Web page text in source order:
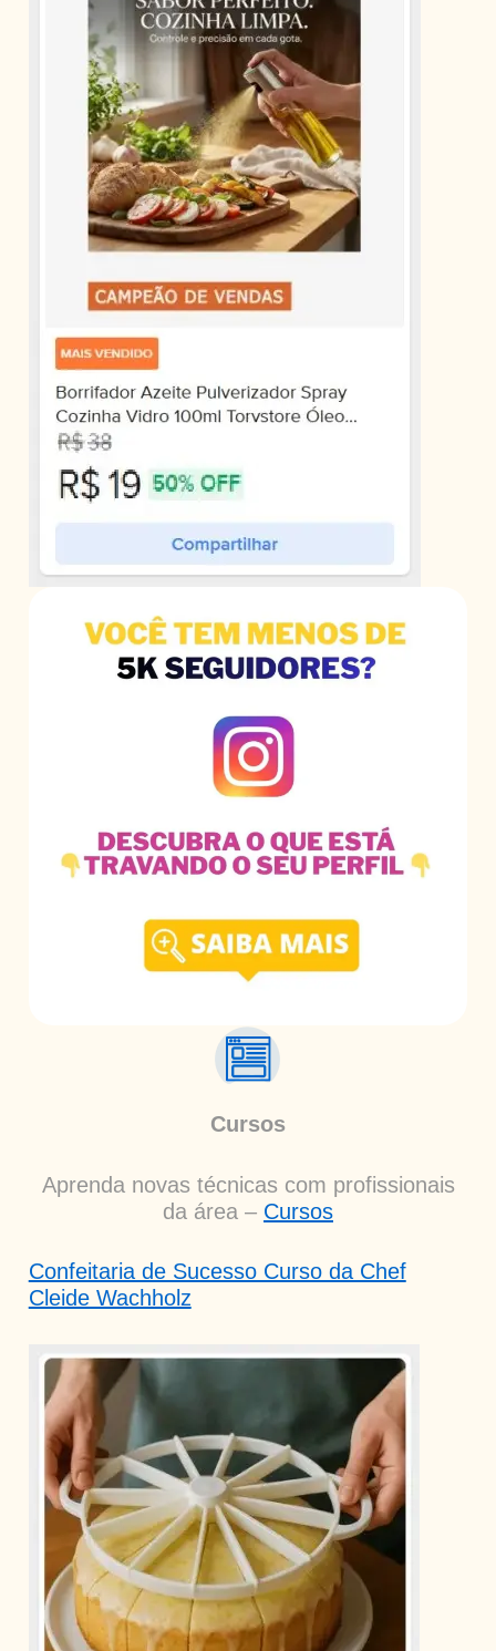
Cursos
Aprenda novas técnicas com profissionais
da área – Cursos
Confeitaria de Sucesso Curso da Chef
Cleide Wachholz